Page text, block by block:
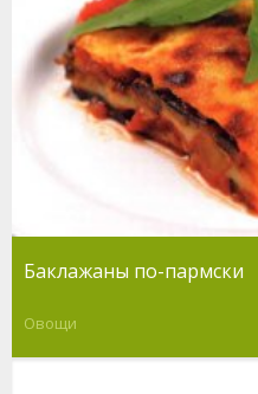
Баклажаны по-пармски
Овощи